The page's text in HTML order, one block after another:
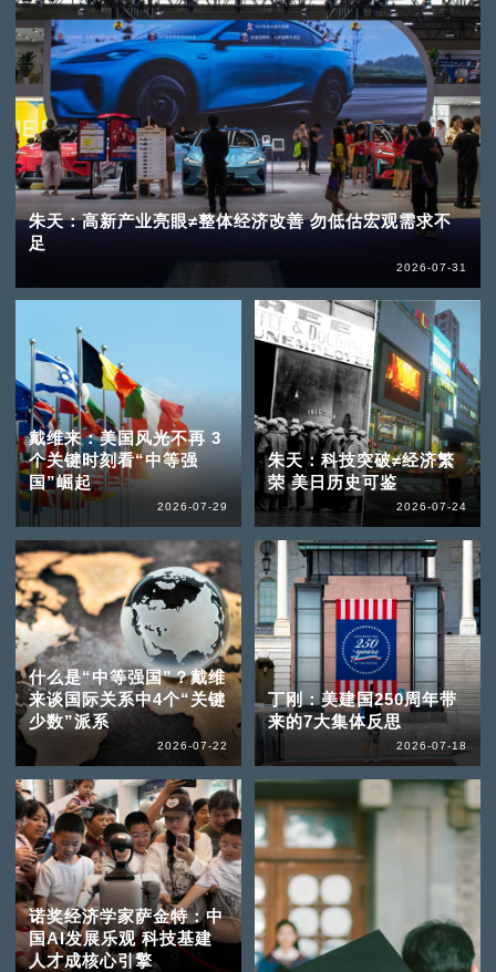
朱天：高新产业亮眼≠整体经济改善 勿低估宏观需求不
足
2026-07-31
戴维来：美国风光不再 3
个关键时刻看“中等强
国”崛起
2026-07-29
朱天：科技突破≠经济繁
荣 美日历史可鉴
2026-07-24
什么是“中等强国”？戴维
来谈国际关系中4个“关键
少数”派系
2026-07-22
丁刚：美建国250周年带
来的7大集体反思
2026-07-18
诺奖经济学家萨金特：中
国AI发展乐观 科技基建
人才成核心引擎